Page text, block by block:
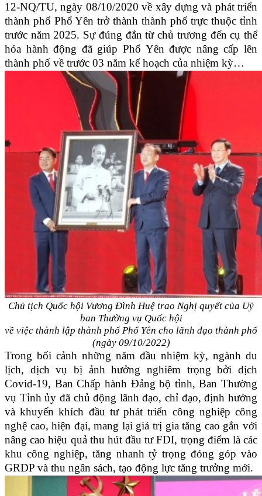
12-NQ/TU, ngày 08/10/2020 về xây dựng và phát triển
thành phố Phổ Yên trở thành thành phố trực thuộc tỉnh
trước năm 2025. Sự đúng đắn từ chủ trương đến cụ thể
hóa hành động đã giúp Phổ Yên được nâng cấp lên
thành phố về trước 03 năm kế hoạch của nhiệm kỳ…
Chủ tịch Quốc hội Vương Đình Huệ trao Nghị quyết của Uỷ
ban Thường vụ Quốc hội
về việc thành lập thành phố Phổ Yên cho lãnh đạo thành phố
(ngày 09/10/2022)
Trong bối cảnh những năm đầu nhiệm kỳ, ngành du
lịch, dịch vụ bị ảnh hưởng nghiêm trọng bởi dịch
Covid-19, Ban Chấp hành Đảng bộ tỉnh, Ban Thường
vụ Tỉnh ủy đã chủ động lãnh đạo, chỉ đạo, định hướng
và khuyến khích đầu tư phát triển công nghiệp công
nghệ cao, hiện đại, mang lại giá trị gia tăng cao gắn với
nâng cao hiệu quả thu hút đầu tư FDI, trọng điểm là các
khu công nghiệp, tăng nhanh tỷ trọng đóng góp vào
GRDP và thu ngân sách, tạo động lực tăng trưởng mới.